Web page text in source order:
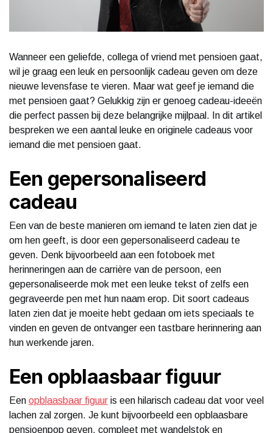
Wanneer een geliefde, collega of vriend met pensioen gaat,
wil je graag een leuk en persoonlijk cadeau geven om deze
nieuwe levensfase te vieren. Maar wat geef je iemand die
met pensioen gaat? Gelukkig zijn er genoeg cadeau-ideeën
die perfect passen bij deze belangrijke mijlpaal. In dit artikel
bespreken we een aantal leuke en originele cadeaus voor
iemand die met pensioen gaat.
Een gepersonaliseerd
cadeau
Een van de beste manieren om iemand te laten zien dat je
om hen geeft, is door een gepersonaliseerd cadeau te
geven. Denk bijvoorbeeld aan een fotoboek met
herinneringen aan de carrière van de persoon, een
gepersonaliseerde mok met een leuke tekst of zelfs een
gegraveerde pen met hun naam erop. Dit soort cadeaus
laten zien dat je moeite hebt gedaan om iets speciaals te
vinden en geven de ontvanger een tastbare herinnering aan
hun werkende jaren.
Een opblaasbaar figuur
Een opblaasbaar figuur is een hilarisch cadeau dat voor veel
lachen zal zorgen. Je kunt bijvoorbeeld een opblaasbare
pensioenpop geven, compleet met wandelstok en